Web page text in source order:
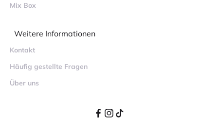
Mix Box
Weitere Informationen
Kontakt
Häufig gestellte Fragen
Über uns